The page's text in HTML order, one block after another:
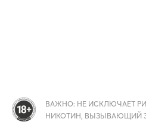
ВАЖНО: НЕ ИСКЛЮЧАЕТ
НИКОТИН, ВЫЗЫВАЮЩИЙ